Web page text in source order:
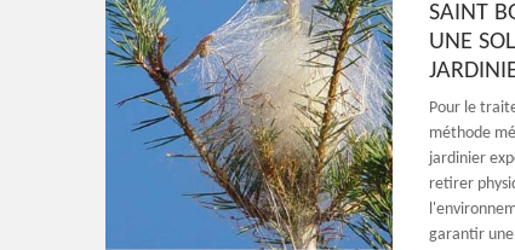
SAINT
UNE
Pour le
méthode
jardinier
retirer
garantir